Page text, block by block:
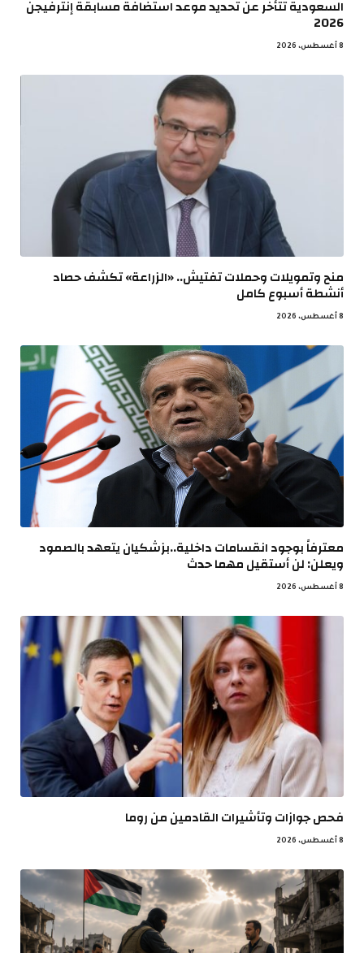
السعودية تتأخر عن تحديد موعد استضافة مسابقة إنترفيجن
2026
8 أغسطس، 2026
منح وتمويلات وحملات تفتيش.. «الزراعة» تكشف حصاد
أنشطة أسبوع كامل
8 أغسطس، 2026
معترفاً بوجود انقسامات داخلية..بزشكيان يتعهد بالصمود
ويعلن: لن أستقيل مهما حدث
8 أغسطس، 2026
فحص جوازات وتأشيرات القادمين من روما
8 أغسطس، 2026